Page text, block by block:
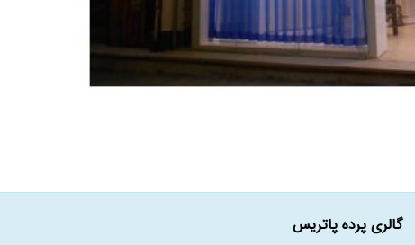
گالری پرده پاتریس